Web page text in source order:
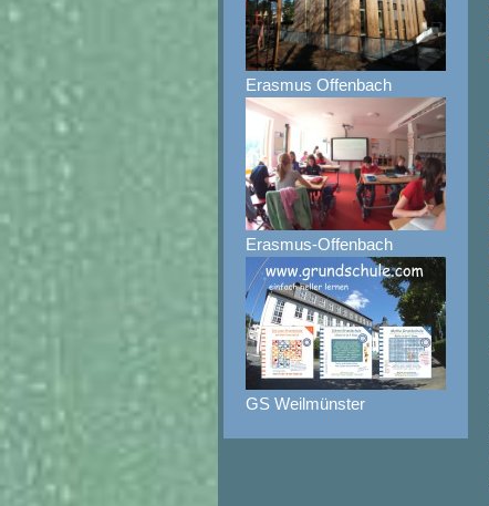
Erasmus Offenbach
Erasmus-Offenbach
GS Weilmünster